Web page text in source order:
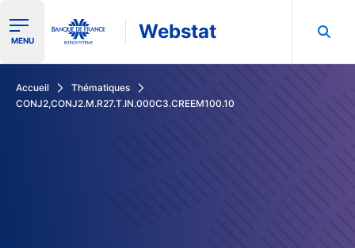
Ouvrir le menu de navigation
MENU Webstat
Accueil
Thématiques
CONJ2,CONJ2.M.R27.T.IN.000C3.CREEM100.10